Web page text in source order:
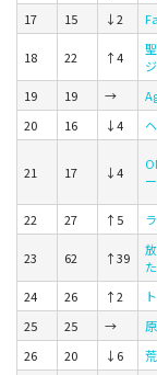
17
15 ↓2
18 22 ↑4
19 19 →
20
16 ↓4
21 17 ↓4
22
27 ↑5
23 62 ↑39
24 26 ↑2
25
25 →
26
20 ↓6